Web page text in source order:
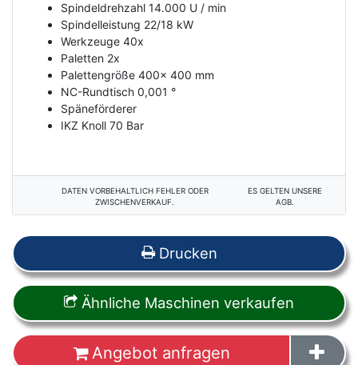
Spindeldrehzahl 14.000 U / min
Spindelleistung 22/18 kW
Werkzeuge 40x
Paletten 2x
Palettengröße 400x 400 mm
NC-Rundtisch 0,001 °
Späneförderer
IKZ Knoll 70 Bar
DATEN VORBEHALTLICH FEHLER ODER
ZWISCHENVERKAUF.
ES GELTEN UNSERE
AGB.
Drucken
Ähnliche Maschinen verkaufen
Angebot anfragen